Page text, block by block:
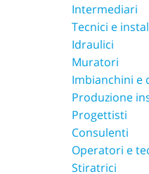
Intermediari
Tecnici e
Idraulici
Muratori
Imbianchini e
Produzione
Progettisti
Consulenti
Operatori e
Stiratrici